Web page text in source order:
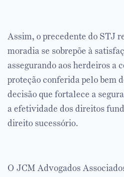
Assim, o precedente do STJ
moradia se sobrepõe à
assegurando aos herdeiros a
proteção conferida pelo bem
decisão que fortalece a
a efetividade dos direitos
direito sucessório.
O JCM Advogados